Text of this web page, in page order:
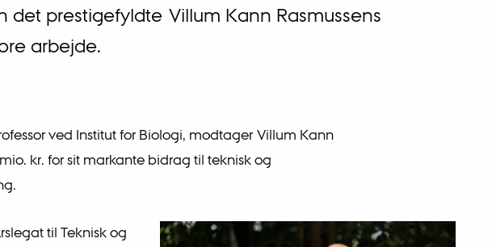
prestigefyldte Villum Kann Rasmussens
arbejde.
ved Institut for Biologi, modtager Villum Kann
kr. for sit markante bidrag til teknisk og
til Teknisk og